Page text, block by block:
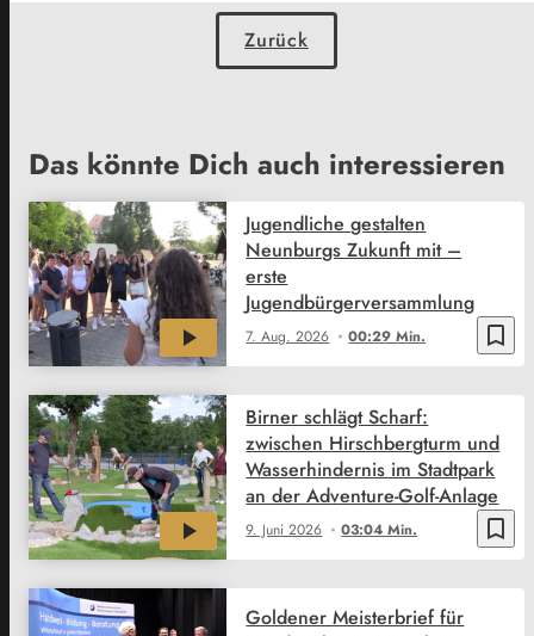
Zurück
Das könnte Dich auch interessieren
bookmark_border
7. Aug. 2026 00:29 Min.
Jugendliche gestalten
Neunburgs Zukunft mit –
erste
Jugendbürgerversammlung
bookmark_border
9. Juni 2026 03:04 Min.
Birner schlägt Scharf:
zwischen Hirschbergturm und
Wasserhindernis im Stadtpark
an der Adventure-Golf-Anlage
Goldener Meisterbrief für